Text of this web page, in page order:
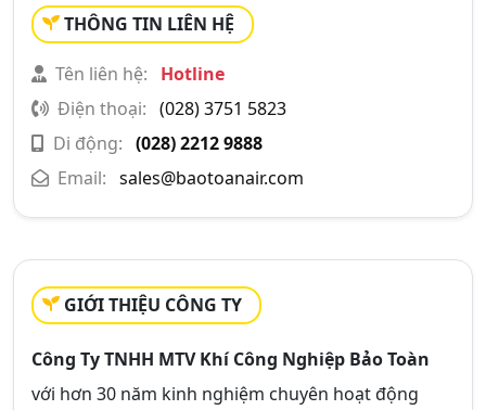
THÔNG TIN LIÊN HỆ
Tên liên hệ:
Hotline
Điện thoại: (028) 3751 5823
Di động: (028) 2212 9888
Email: sales@baotoanair.com
GIỚI THIỆU CÔNG TY
Công Ty TNHH MTV Khí Công Nghiệp Bảo Toàn
với hơn 30 năm kinh nghiệm chuyên hoạt động